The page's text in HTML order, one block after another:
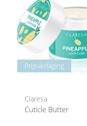
Prijsverlaging
Claresa
Cuticle Butter